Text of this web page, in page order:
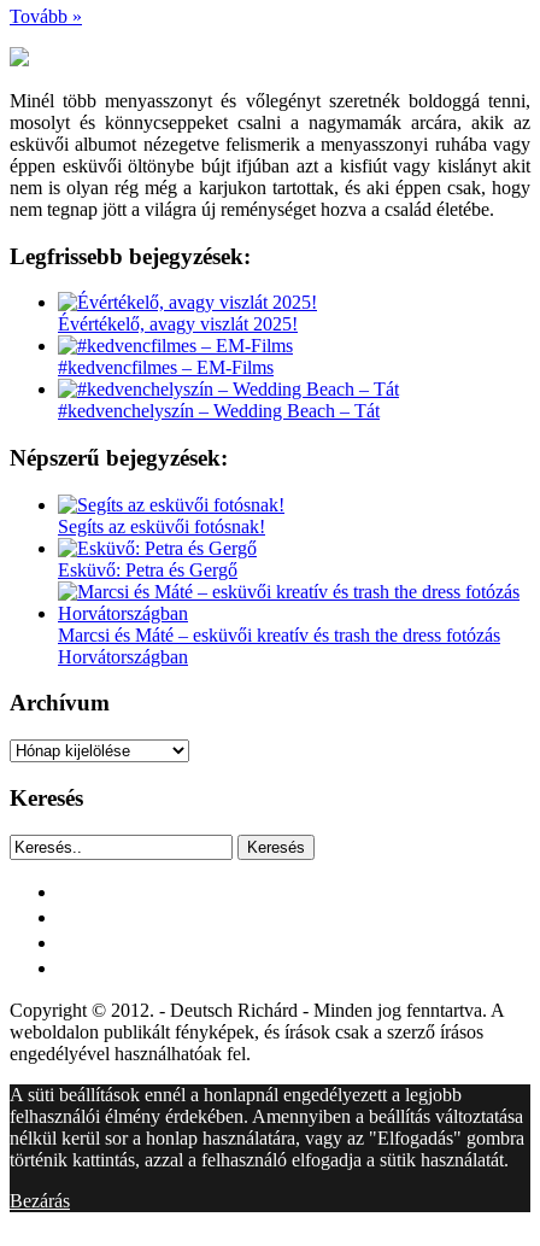
Tovább »
Minél több menyasszonyt és vőlegényt szeretnék boldoggá tenni,
mosolyt és könnycseppeket csalni a nagymamák arcára, akik az
esküvői albumot nézegetve felismerik a menyasszonyi ruhába vagy
éppen esküvői öltönybe bújt ifjúban azt a kisfiút vagy kislányt akit
nem is olyan rég még a karjukon tartottak, és aki éppen csak, hogy
nem tegnap jött a világra új reménységet hozva a család életébe.
Legfrissebb bejegyzések:
Évértékelő, avagy viszlát 2025!
#kedvencfilmes – EM-Films
#kedvenchelyszín – Wedding Beach – Tát
Népszerű bejegyzések:
Segíts az esküvői fotósnak!
Esküvő: Petra és Gergő
Marcsi és Máté – esküvői kreatív és trash the dress fotózás
Horvátországban
Archívum
Archívum
Keresés
Keresés
Copyright © 2012. - Deutsch Richárd - Minden jog fenntartva. A
weboldalon publikált fényképek, és írások csak a szerző írásos
engedélyével használhatóak fel.
A süti beállítások ennél a honlapnál engedélyezett a legjobb
felhasználói élmény érdekében. Amennyiben a beállítás változtatása
nélkül kerül sor a honlap használatára, vagy az "Elfogadás" gombra
történik kattintás, azzal a felhasználó elfogadja a sütik használatát.
Bezárás